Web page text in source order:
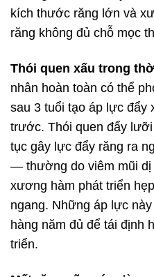
kích thước răng lớn và
răng không đủ chỗ mọc
Thói quen xấu trong
nhân hoàn toàn có thể
sau 3 tuổi tạo áp lực đẩy
trước. Thói quen đẩy
tục gây lực đẩy răng ra
— thường do viêm mũi
xương hàm phát triển
ngang. Những áp lực
hàng năm đủ để tái định
triển.